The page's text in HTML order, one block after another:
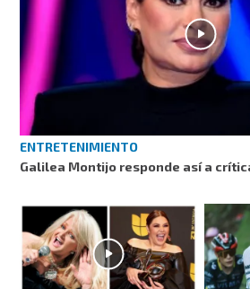
ENTRETENIMIENTO
Galilea Montijo responde así a